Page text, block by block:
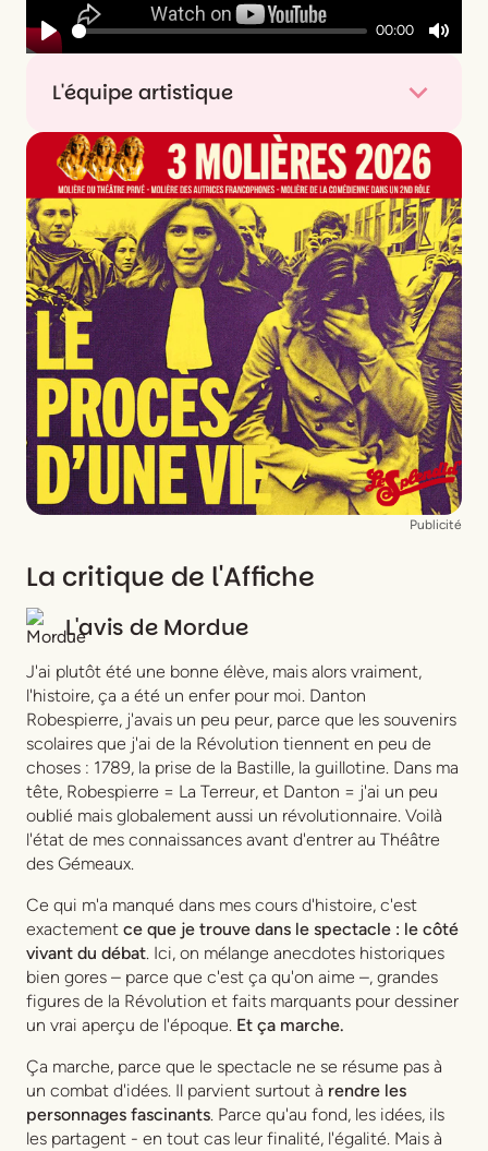
Play
00:00
Mute
L'équipe artistique
TexteHugues Leforestier
Mise en scène Morgane Lombard
InterprétationNathalie Mann,Hugues
Leforestier
Scénographie et costumesCharlotte Villermet
LumièresMaurice Fouilhé
PerruquesKous
Univers sonoreFlorent Lavallée
Publicité
La critique de l'Affiche
L'avis de Mordue
J'ai plutôt été une bonne élève, mais alors vraiment,
l'histoire, ça a été un enfer pour moi. Danton
Robespierre, j'avais un peu peur, parce que les souvenirs
scolaires que j'ai de la Révolution tiennent en peu de
choses : 1789, la prise de la Bastille, la guillotine. Dans ma
tête, Robespierre = La Terreur, et Danton = j'ai un peu
oublié mais globalement aussi un révolutionnaire. Voilà
l'état de mes connaissances avant d'entrer au Théâtre
des Gémeaux.
Ce qui m'a manqué dans mes cours d'histoire, c'est
exactement ce que je trouve dans le spectacle : le côté
vivant du débat. Ici, on mélange anecdotes historiques
bien gores – parce que c'est ça qu'on aime –, grandes
figures de la Révolution et faits marquants pour dessiner
un vrai aperçu de l'époque. Et ça marche.
Ça marche, parce que le spectacle ne se résume pas à
un combat d'idées. Il parvient surtout à rendre les
personnages fascinants. Parce qu'au fond, les idées, ils
les partagent - en tout cas leur finalité, l'égalité. Mais à